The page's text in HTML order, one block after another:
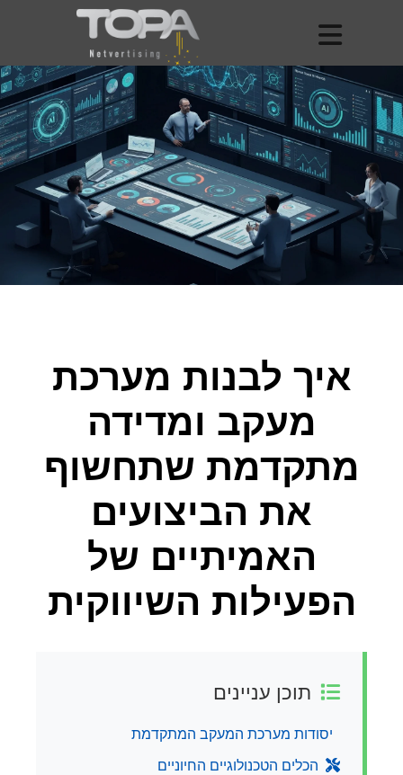
איך לבנות מערכת
מעקב ומדידה
מתקדמת שתחשוף
את הביצועים
האמיתיים של
הפעילות השיווקית
תוכן עניינים
יסודות מערכת המעקב המתקדמת
הכלים הטכנולוגיים החיוניים